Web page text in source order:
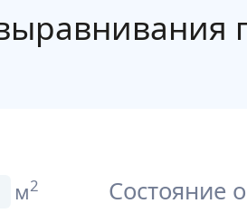
м2 Состояние